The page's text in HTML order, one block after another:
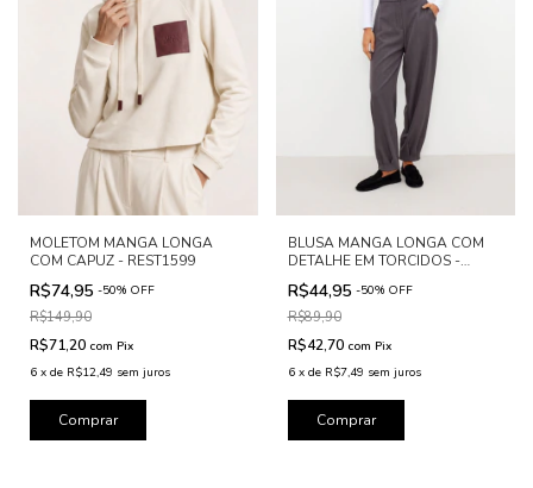
MOLETOM MANGA LONGA
COM CAPUZ - REST1599
R$74,95 -50% OFF
R$149,90
R$71,20 com Pix
6 x de R$12,49 sem juros
Comprar
BLUSA MANGA LONGA COM
DETALHE EM TORCIDOS -
REST1611
R$44,95 -50% OFF
R$89,90
R$42,70 com Pix
6 x de R$7,49 sem juros
Comprar